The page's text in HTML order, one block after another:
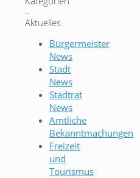
–
Aktuelles
Bürgermeister
News
Stadt
News
Stadtrat
News
Amtliche
Bekanntmachungen
Freizeit
und
Tourismus